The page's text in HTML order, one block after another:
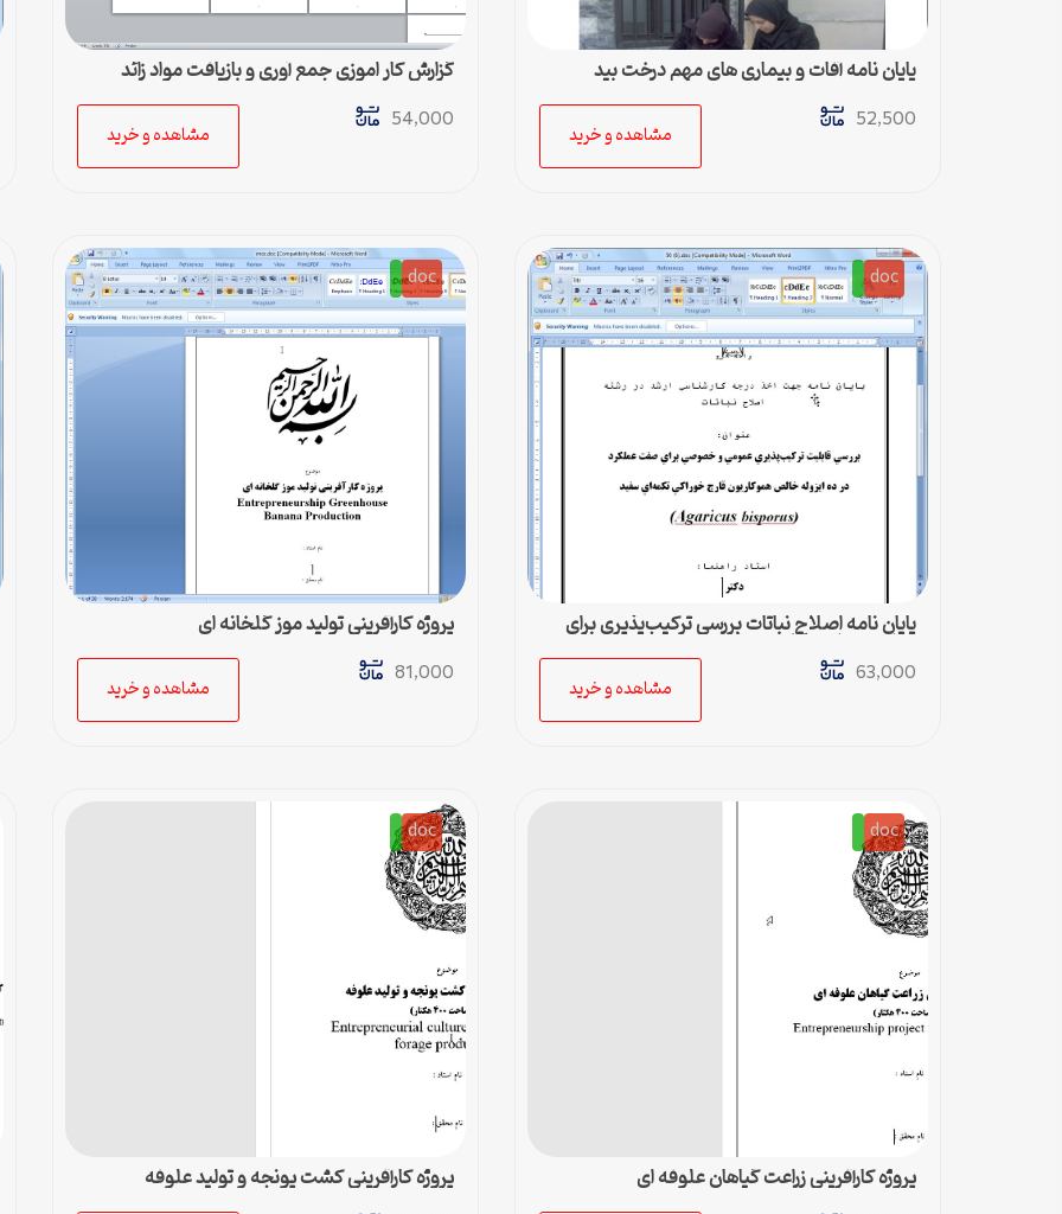
پایان نامه آفات و بیماری های مهم درخت بید
52,500
مشاهده و خرید
گزارش کار اموزی جمع آوري و بازيافت مواد زائد
جامعه شهري
54,000
مشاهده و خرید
doc
پایان نامه اصلاح نباتات بررسي تركيب‌پذيري براي
صفت عملكرد قارچ خوراكي تكمه‌اي
63,000
مشاهده و خرید
doc
پروژه کارآفرینی تولید موز گلخانه ای
81,000
مشاهده و خرید
doc
پروژه کارآفرینی زراعت گیاهان علوفه ای
doc
پروژه کارآفرینی کشت یونجه و تولید علوفه